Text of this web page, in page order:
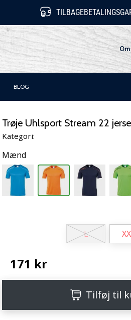
BLOG
Trøje Uhlsport Stream 22
Kategori:
Mænd
L
171 kr
Tilføj til